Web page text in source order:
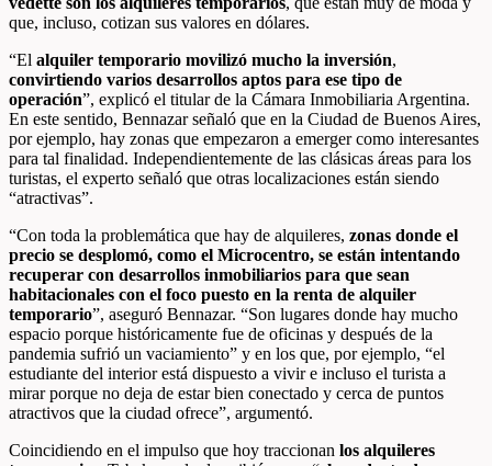
que, incluso, cotizan sus valores en dólares.
“El alquiler temporario movilizó mucho la inversión,
convirtiendo varios desarrollos aptos para ese tipo de
operación”, explicó el titular de la Cámara Inmobiliaria Argentina.
En este sentido, Bennazar señaló que en la Ciudad de Buenos Aires,
por ejemplo, hay zonas que empezaron a emerger como interesantes
para tal finalidad. Independientemente de las clásicas áreas para los
turistas, el experto señaló que otras localizaciones están siendo
“atractivas”.
“Con toda la problemática que hay de alquileres, zonas donde el
precio se desplomó, como el Microcentro, se están intentando
recuperar con desarrollos inmobiliarios para que sean
habitacionales con el foco puesto en la renta de alquiler
temporario”, aseguró Bennazar. “Son lugares donde hay mucho
espacio porque históricamente fue de oficinas y después de la
pandemia sufrió un vaciamiento” y en los que, por ejemplo, “el
estudiante del interior está dispuesto a vivir e incluso el turista a
mirar porque no deja de estar bien conectado y cerca de puntos
atractivos que la ciudad ofrece”, argumentó.
Coincidiendo en el impulso que hoy traccionan los alquileres